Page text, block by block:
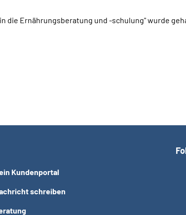
die Ernährungsberatung und -schulung" wurde
Kundenportal
schreiben